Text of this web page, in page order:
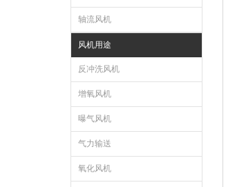
轴流风机
风机用途
反冲洗风机
增氧风机
曝气风机
气力输送
氧化风机